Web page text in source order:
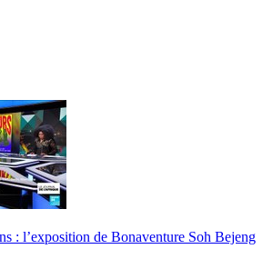
: l’exposition de Bonaventure Soh Bejeng